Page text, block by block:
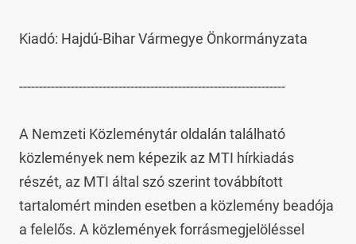
Kiadó: Hajdú-Bihar Vármegye Önkormányzata
-------------------------------------------------------------------
A Nemzeti Közleménytár oldalán található
közlemények nem képezik az MTI hírkiadás
részét, az MTI által szó szerint továbbított
tartalomért minden esetben a közlemény beadója
a felelős. A közlemények forrásmegjelöléssel